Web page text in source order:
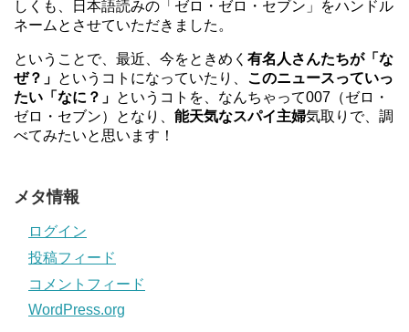
しくも、日本語読みの「ゼロ・ゼロ・セブン」をハンドル
ネームとさせていただきました。
ということで、最近、今をときめく 有名人さんたちが「な
ぜ？」 というコトになっていたり、 このニュースっていっ
たい「なに？」 というコトを、なんちゃって007（ゼロ・
ゼロ・セブン）となり、 能天気なスパイ主婦気取りで、調
べてみたいと思います！
メタ情報
ログイン
投稿フィード
コメントフィード
WordPress.org